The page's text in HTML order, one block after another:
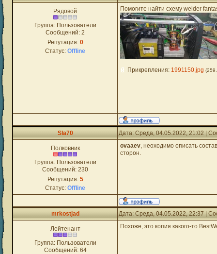
Рядовой
Группа: Пользователи
Сообщений: 2
Репутация: 0
Статус: Offline
Помогите найти схему welder
Прикрепления: 1991150.jpg
Sla70 Дата: Среда, 04.05.2022, 21:02 |
Полковник
Группа: Пользователи
Сообщений: 230
Репутация: 5
Статус: Offline
ovaaev, неоходимо описать
сторон.
mrkostjad Дата: Среда, 04.05.2022, 22:37 |
Лейтенант
Группа: Пользователи
Сообщений: 64
Похоже, это копия какого-то